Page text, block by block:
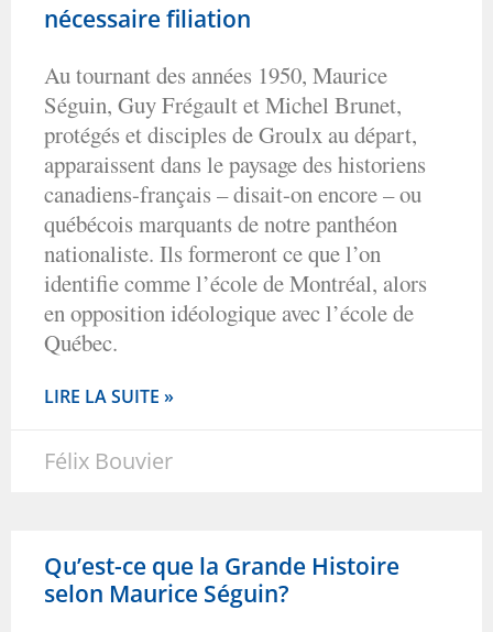
nécessaire filiation
Au tournant des années 1950, Maurice
Séguin, Guy Frégault et Michel Brunet,
protégés et disciples de Groulx au départ,
apparaissent dans le paysage des historiens
canadiens-français – disait-on encore – ou
québécois marquants de notre panthéon
nationaliste. Ils formeront ce que l’on
identifie comme l’école de Montréal, alors
en opposition idéologique avec l’école de
Québec.
LIRE LA SUITE »
Félix Bouvier
Qu’est-ce que la Grande Histoire
selon Maurice Séguin?